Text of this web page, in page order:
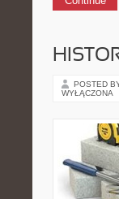
POSTED
WYŁĄCZONA